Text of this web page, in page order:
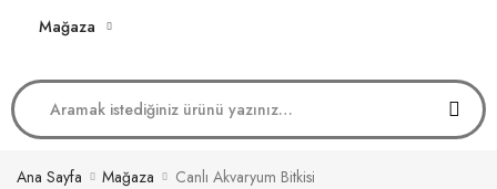
Mağaza
Ana Sayfa Mağaza Canlı Akvaryum Bitkisi